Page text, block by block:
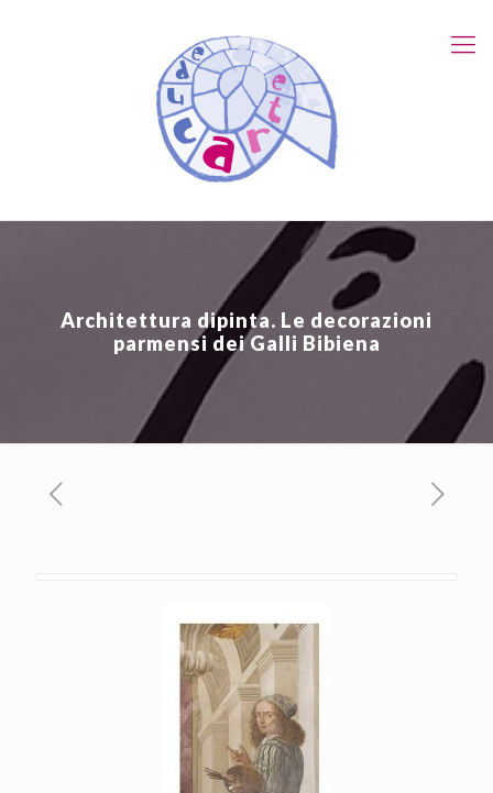
Architettura dipinta. Le decorazioni
parmensi dei Galli Bibiena